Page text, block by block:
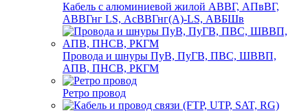
Кабель с алюминиевой жилой АВВГ, АПвВГ,
АВВГнг LS, АсВВГнг(А)-LS, АВБШв
Провода и шнуры ПуВ, ПуГВ, ПВС, ШВВП,
АПВ, ПНСВ, РКГМ
Ретро провод